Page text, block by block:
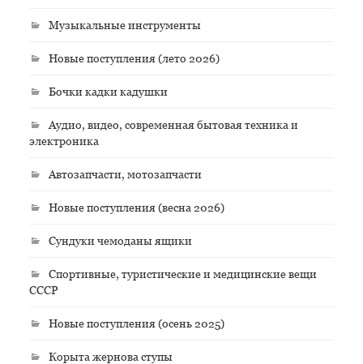
Музыкальные инструменты
Новые поступления (лето 2026)
Бочки кадки кадушки
Аудио, видео, современная бытовая техника и
электроника
Автозапчасти, мотозапчасти
Новые поступления (весна 2026)
Сундуки чемоданы ящики
Спортивные, туристические и медицинские вещи
СССР
Новые поступления (осень 2025)
Корыта жернова ступы